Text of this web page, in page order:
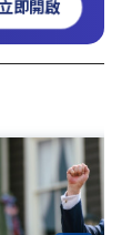
即開啟